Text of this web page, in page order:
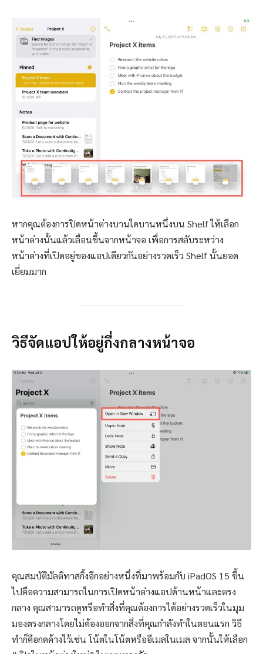
หากคุณต้องการปิดหน้าต่างบานใดบานหนึ่งบน Shelf ให้เลือก
หน้าต่างนั้นแล้วเลื่อนขึ้นจากหน้าจอ เพื่อการสลับระหว่าง
หน้าต่างที่เปิดอยู่ของแอปเดียวกันอย่างรวดเร็ว Shelf นั้นยอด
เยี่ยมมาก
วิธีจัดแอปให้อยู่กึ่งกลางหน้าจอ
คุณสมบัติมัลติทาสกิ้งอีกอย่างหนึ่งที่มาพร้อมกับ iPadOS 15 ขึ้น
ไปคือความสามารถในการเปิดหน้าต่างแอปด้านหน้าและตรง
กลาง คุณสามารถดูหรือทำสิ่งที่คุณต้องการได้อย่างรวดเร็วในมุม
มองตรงกลางโดยไม่ต้องออกจากสิ่งที่คุณกำลังทำในตอนแรก วิธี
ทำก็คือกดค้างไว้เช่น โน้ตในโน้ตหรืออีเมลในเมล จากนั้นให้เลือก